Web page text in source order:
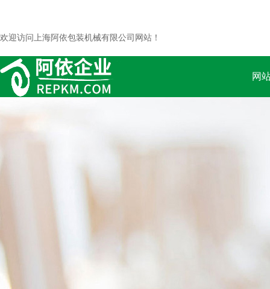
欢迎访问上海阿依包装机械有限公司网站！
网